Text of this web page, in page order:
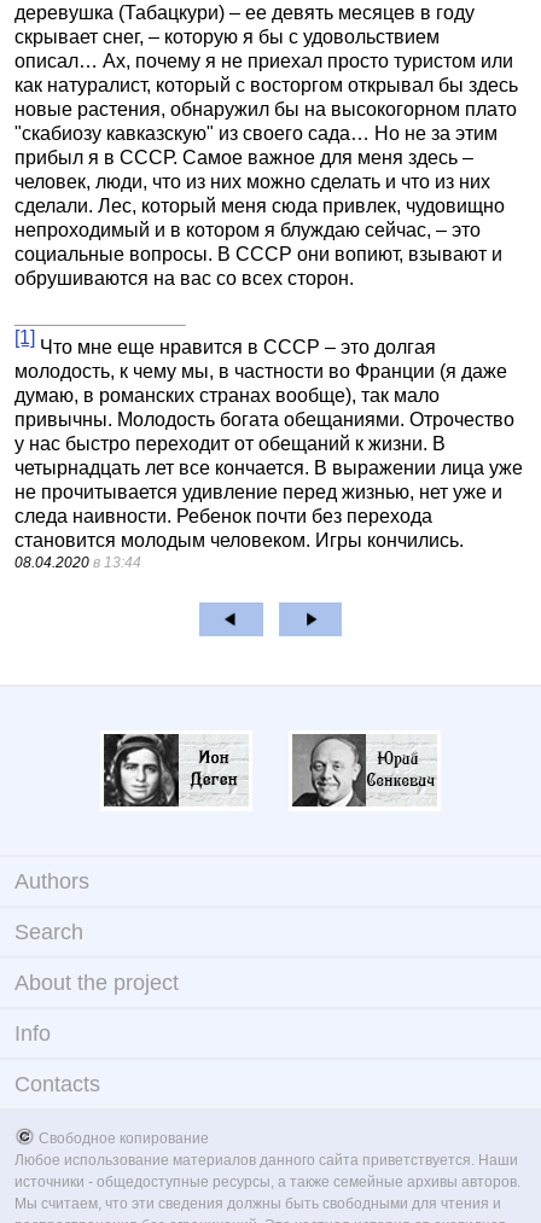
деревушка (Табацкури) – ее девять месяцев в году
скрывает снег, – которую я бы с удовольствием
описал… Ах, почему я не приехал просто туристом или
как натуралист, который с восторгом открывал бы здесь
новые растения, обнаружил бы на высокогорном плато
"скабиозу кавказскую" из своего сада… Но не за этим
прибыл я в СССР. Самое важное для меня здесь –
человек, люди, что из них можно сделать и что из них
сделали. Лес, который меня сюда привлек, чудовищно
непроходимый и в котором я блуждаю сейчас, – это
социальные вопросы. В СССР они вопиют, взывают и
обрушиваются на вас со всех сторон.
[1] Что мне еще нравится в СССР – это долгая
молодость, к чему мы, в частности во Франции (я даже
думаю, в романских странах вообще), так мало
привычны. Молодость богата обещаниями. Отрочество
у нас быстро переходит от обещаний к жизни. В
четырнадцать лет все кончается. В выражении лица уже
не прочитывается удивление перед жизнью, нет уже и
следа наивности. Ребенок почти без перехода
становится молодым человеком. Игры кончились.
08.04.2020 в 13:44
Authors
Search
About the project
Info
Contacts
Свободное копирование
Любое использование материалов данного сайта приветствуется. Наши
источники - общедоступные ресурсы, а также семейные архивы авторов.
Мы считаем, что эти сведения должны быть свободными для чтения и